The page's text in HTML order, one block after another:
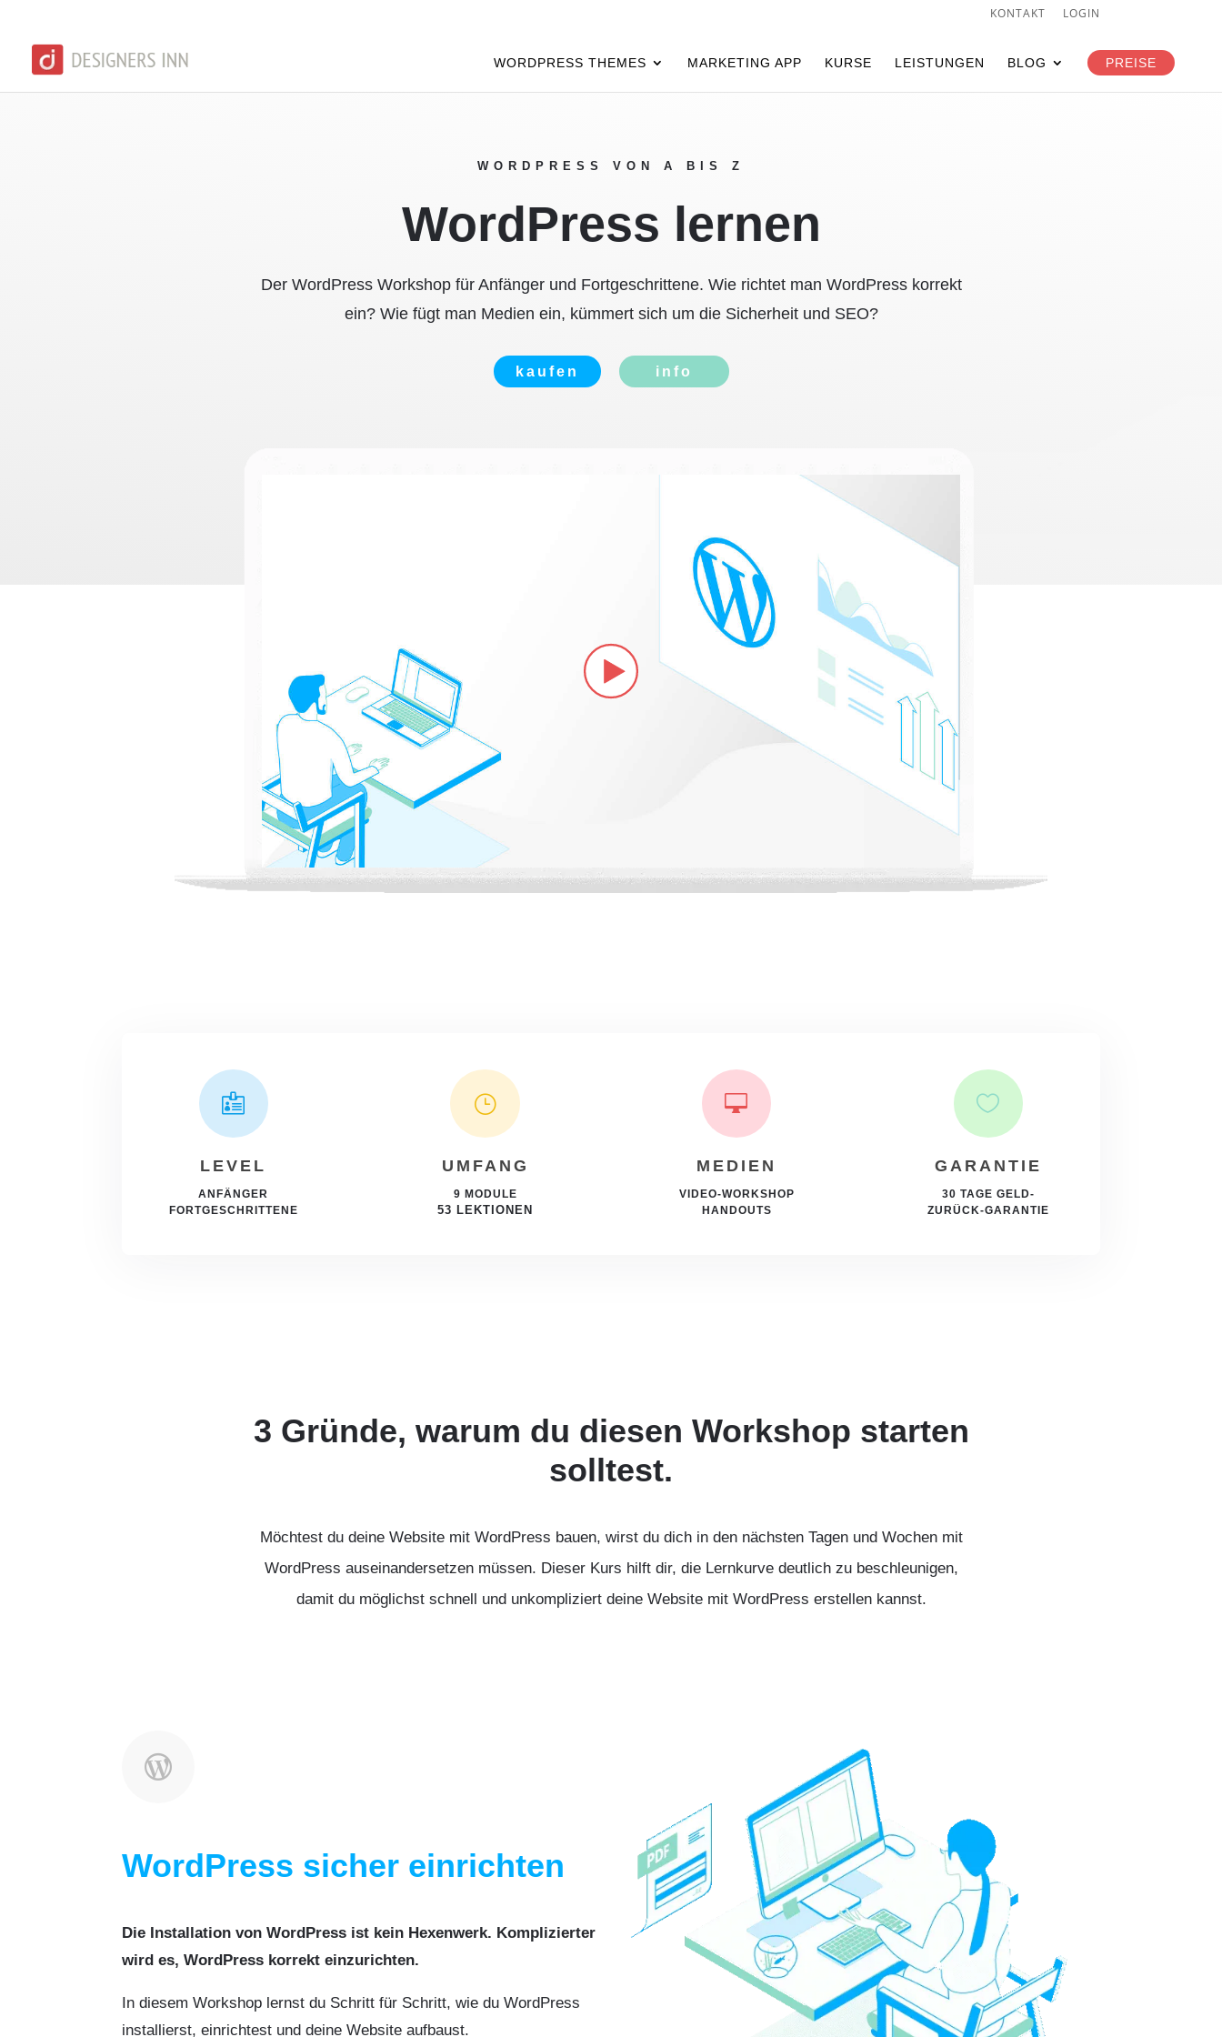
KONTAKT LOGIN
WORDPRESS THEMES MARKETING APP KURSE LEISTUNGEN BLOG PREISE
WORDPRESS VON A BIS Z
WordPress lernen
Der WordPress Workshop für Anfänger und Fortgeschrittene. Wie richtet man WordPress korrekt
ein? Wie fügt man Medien ein, kümmert sich um die Sicherheit und SEO?
kaufen info

LEVEL
ANFÄNGER
FORTGESCHRITTENE
}
UMFANG
9 MODULE
53 LEKTIONEN

MEDIEN
VIDEO-WORKSHOP
HANDOUTS

GARANTIE
30 TAGE GELD-
ZURÜCK-GARANTIE
3 Gründe, warum du diesen Workshop starten
solltest.
Möchtest du deine Website mit WordPress bauen, wirst du dich in den nächsten Tagen und Wochen mit
WordPress auseinandersetzen müssen. Dieser Kurs hilft dir, die Lernkurve deutlich zu beschleunigen,
damit du möglichst schnell und unkompliziert deine Website mit WordPress erstellen kannst.

WordPress sicher einrichten
Die Installation von WordPress ist kein Hexenwerk. Komplizierter
wird es, WordPress korrekt einzurichten.
In diesem Workshop lernst du Schritt für Schritt, wie du WordPress
installierst, einrichtest und deine Website aufbaust.